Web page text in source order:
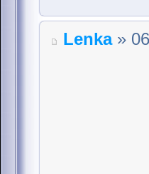
Lenka»